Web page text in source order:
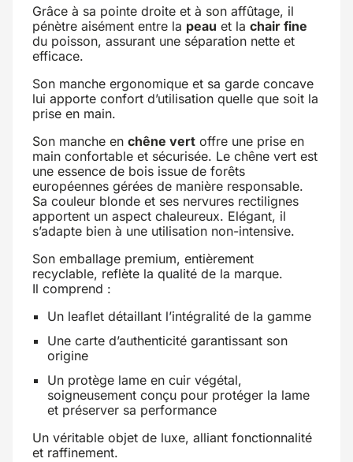
Grâce à sa pointe droite et à son affûtage, il
pénètre aisément entre la peau et la chair fine
du poisson, assurant une séparation nette et
efficace.
Son manche ergonomique et sa garde concave
lui apporte confort d’utilisation quelle que soit la
prise en main.
Son manche en chêne vert offre une prise en
main confortable et sécurisée. Le chêne vert est
une essence de bois issue de forêts
européennes gérées de manière responsable.
Sa couleur blonde et ses nervures rectilignes
apportent un aspect chaleureux. Elégant, il
s’adapte bien à une utilisation non-intensive.
Son emballage premium, entièrement
recyclable, reflète la qualité de la marque.
Il comprend :
Un leaflet détaillant l’intégralité de la gamme
Une carte d’authenticité garantissant son
origine
Un protège lame en cuir végétal,
soigneusement conçu pour protéger la lame
et préserver sa performance
Un véritable objet de luxe, alliant fonctionnalité
et raffinement.